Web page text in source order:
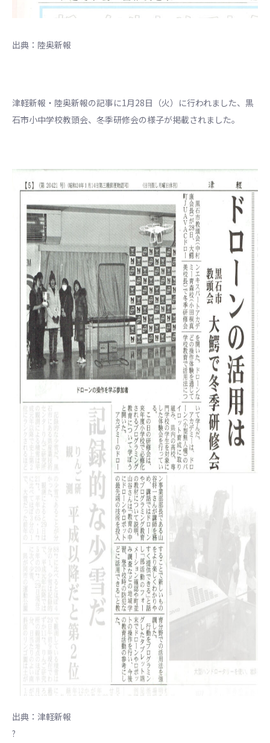
出典：陸奥新報
津軽新報・陸奥新報の記事に1月28日（火）に行われました、黒
石市小中学校教頭会、冬季研修会の様子が掲載されました。
出典：津軽新報
?